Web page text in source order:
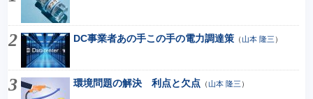
DC事業者あの手この手の電力調達策（山本 隆三 ）
環境問題の解決 利点と欠点 （山本 隆三 ）